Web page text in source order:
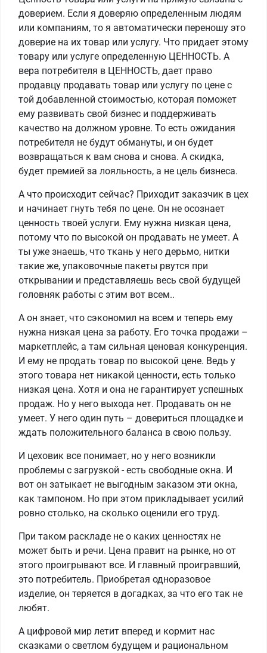
доверием. Если я доверяю определенным людям
или компаниям, то я автоматически переношу это
доверие на их товар или услугу. Что придает этому
товару или услуге определенную ЦЕННОСТЬ. А
вера потребителя в ЦЕННОСТЬ, дает право
продавцу продавать товар или услугу по цене с
той добавленной стоимостью, которая поможет
ему развивать свой бизнес и поддерживать
качество на должном уровне. То есть ожидания
потребителя не будут обмануты, и он будет
возвращаться к вам снова и снова. А скидка,
будет премией за лояльность, а не цель бизнеса.
А что происходит сейчас? Приходит заказчик в цех
и начинает гнуть тебя по цене. Он не осознает
ценность твоей услуги. Ему нужна низкая цена,
потому что по высокой он продавать не умеет. А
ты уже знаешь, что ткань у него дерьмо, нитки
такие же, упаковочные пакеты рвутся при
открывании и представляешь весь свой будущей
головняк работы с этим вот всем..
А он знает, что сэкономил на всем и теперь ему
нужна низкая цена за работу. Его точка продажи –
маркетплейс, а там сильная ценовая конкуренция.
И ему не продать товар по высокой цене. Ведь у
этого товара нет никакой ценности, есть только
низкая цена. Хотя и она не гарантирует успешных
продаж. Но у него выхода нет. Продавать он не
умеет. У него один путь – довериться площадке и
ждать положительного баланса в свою пользу.
И цеховик все понимает, но у него возникли
проблемы с загрузкой - есть свободные окна. И
вот он затыкает не выгодным заказом эти окна,
как тампоном. Но при этом прикладывает усилий
ровно столько, на сколько оценили его труд.
При таком раскладе не о каких ценностях не
может быть и речи. Цена правит на рынке, но от
этого проигрывают все. И главный проигравший,
это потребитель. Приобретая одноразовое
изделие, он теряется в догадках, за что его так не
любят.
А цифровой мир летит вперед и кормит нас
сказками о светлом будущем и рациональном